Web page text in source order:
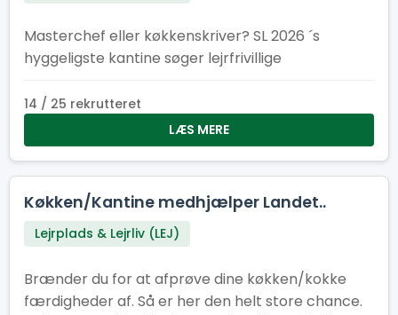
Masterchef eller køkkenskriver? SL 2026 ´s
hyggeligste kantine søger lejrfrivillige
14 / 25 rekrutteret
LÆS MERE
Køkken/Kantine medhjælper Landet..
Lejrplads & Lejrliv (LEJ)
Brænder du for at afprøve dine køkken/kokke
færdigheder af. Så er her den helt store chance.